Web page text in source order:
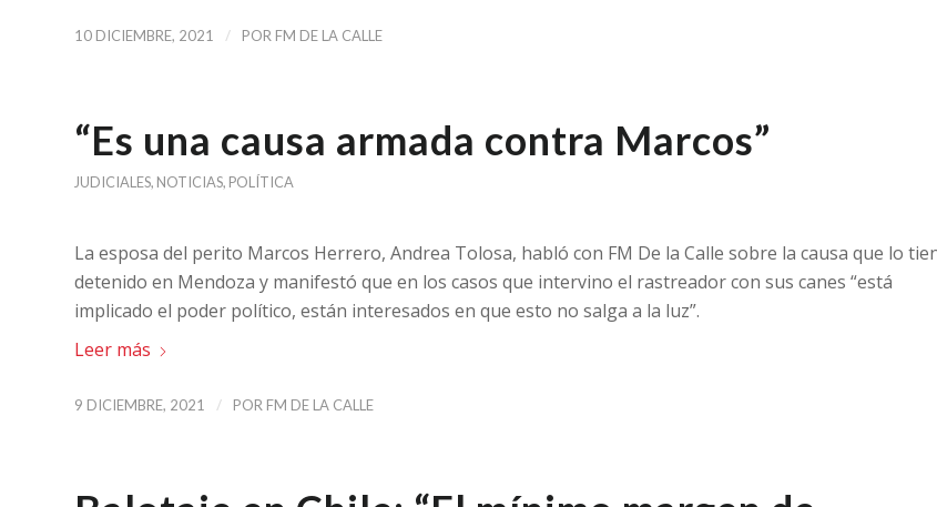
10 DICIEMBRE, 2021 / POR FM DE LA CALLE
“Es una causa armada contra Marcos”
JUDICIALES, NOTICIAS, POLÍTICA
La esposa del perito Marcos Herrero, Andrea Tolosa, habló con FM De la Calle sobre la causa que lo
detenido en Mendoza y manifestó que en los casos que intervino el rastreador con sus canes “está
implicado el poder político, están interesados en que esto no salga a la luz”.
Leer más
9 DICIEMBRE, 2021 / POR FM DE LA CALLE